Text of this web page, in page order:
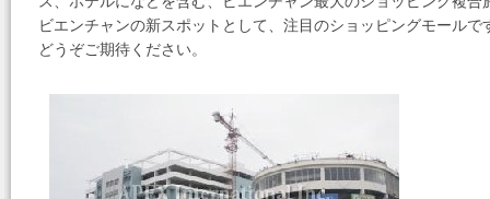
ビエンチャンの新スポットとして、注目のショッピングモールで
どうぞご期待ください。